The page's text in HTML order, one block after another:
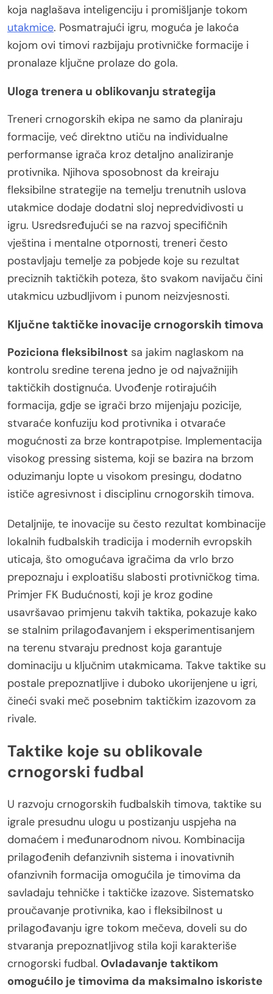
koja naglašava inteligenciju i promišljanje tokom
utakmice. Posmatrajući igru, moguća je lakoća
kojom ovi timovi razbijaju protivničke formacije i
pronalaze ključne prolaze do gola.
Uloga trenera u oblikovanju strategija
Treneri crnogorskih ekipa ne samo da planiraju
formacije, već direktno utiču na individualne
performanse igrača kroz detaljno analiziranje
protivnika. Njihova sposobnost da kreiraju
fleksibilne strategije na temelju trenutnih uslova
utakmice dodaje dodatni sloj nepredvidivosti u
igru. Usredsređujući se na razvoj specifičnih
vještina i mentalne otpornosti, treneri često
postavljaju temelje za pobjede koje su rezultat
preciznih taktičkih poteza, što svakom navijaču čini
utakmicu uzbudljivom i punom neizvjesnosti.
Ključne taktičke inovacije crnogorskih timova
Poziciona fleksibilnost sa jakim naglaskom na
kontrolu sredine terena jedno je od najvažnijih
taktičkih dostignuća. Uvođenje rotirajućih
formacija, gdje se igrači brzo mijenjaju pozicije,
stvaraće konfuziju kod protivnika i otvaraće
mogućnosti za brze kontrapotpise. Implementacija
visokog pressing sistema, koji se bazira na brzom
oduzimanju lopte u visokom presingu, dodatno
ističe agresivnost i disciplinu crnogorskih timova.
Detaljnije, te inovacije su često rezultat kombinacije
lokalnih fudbalskih tradicija i modernih evropskih
uticaja, što omogućava igračima da vrlo brzo
prepoznaju i exploatišu slabosti protivničkog tima.
Primjer FK Budućnosti, koji je kroz godine
usavršavao primjenu takvih taktika, pokazuje kako
se stalnim prilagođavanjem i eksperimentisanjem
na terenu stvaraju prednost koja garantuje
dominaciju u ključnim utakmicama. Takve taktike su
postale prepoznatljive i duboko ukorijenjene u igri,
čineći svaki meč posebnim taktičkim izazovom za
rivale.
Taktike koje su oblikovale
crnogorski fudbal
U razvoju crnogorskih fudbalskih timova, taktike su
igrale presudnu ulogu u postizanju uspjeha na
domaćem i međunarodnom nivou. Kombinacija
prilagođenih defanzivnih sistema i inovativnih
ofanzivnih formacija omogućila je timovima da
savladaju tehničke i taktičke izazove. Sistematsko
proučavanje protivnika, kao i fleksibilnost u
prilagođavanju igre tokom mečeva, doveli su do
stvaranja prepoznatljivog stila koji karakteriše
crnogorski fudbal. Ovladavanje taktikom
omogućilo je timovima da maksimalno iskoriste